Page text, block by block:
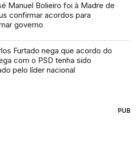
Manuel Bolieiro foi à Madre de
confirmar acordos para
governo
Furtado nega que acordo do
com o PSD tenha sido
pelo líder nacional
PUB